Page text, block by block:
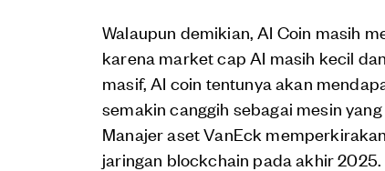
Walaupun demikian, AI Coin masih
karena market cap AI masih kecil
masif, AI coin tentunya akan
semakin canggih sebagai mesin
Manajer aset VanEck
jaringan blockchain pada akhir 2025.